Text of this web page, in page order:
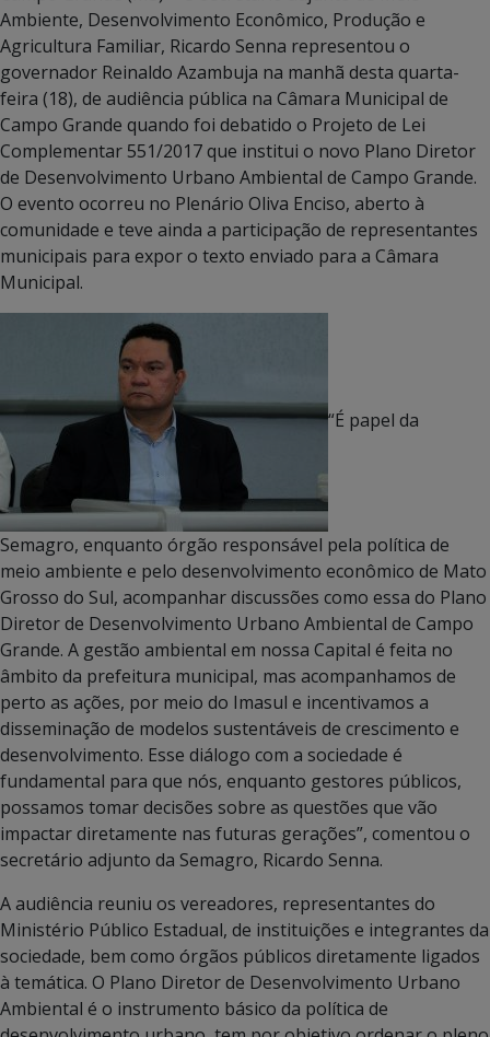
Ambiente, Desenvolvimento Econômico, Produção e
Agricultura Familiar, Ricardo Senna representou o
governador Reinaldo Azambuja na manhã desta quarta-
feira (18), de audiência pública na Câmara Municipal de
Campo Grande quando foi debatido o Projeto de Lei
Complementar 551/2017 que institui o novo Plano Diretor
de Desenvolvimento Urbano Ambiental de Campo Grande.
O evento ocorreu no Plenário Oliva Enciso, aberto à
comunidade e teve ainda a participação de representantes
municipais para expor o texto enviado para a Câmara
Municipal.
“É papel da
Semagro, enquanto órgão responsável pela política de
meio ambiente e pelo desenvolvimento econômico de Mato
Grosso do Sul, acompanhar discussões como essa do Plano
Diretor de Desenvolvimento Urbano Ambiental de Campo
Grande. A gestão ambiental em nossa Capital é feita no
âmbito da prefeitura municipal, mas acompanhamos de
perto as ações, por meio do Imasul e incentivamos a
disseminação de modelos sustentáveis de crescimento e
desenvolvimento. Esse diálogo com a sociedade é
fundamental para que nós, enquanto gestores públicos,
possamos tomar decisões sobre as questões que vão
impactar diretamente nas futuras gerações”, comentou o
secretário adjunto da Semagro, Ricardo Senna.
A audiência reuniu os vereadores, representantes do
Ministério Público Estadual, de instituições e integrantes da
sociedade, bem como órgãos públicos diretamente ligados
à temática. O Plano Diretor de Desenvolvimento Urbano
Ambiental é o instrumento básico da política de